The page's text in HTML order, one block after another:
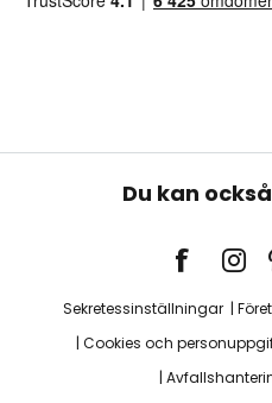
Du kan
Sekretessinställningar
Cookies och